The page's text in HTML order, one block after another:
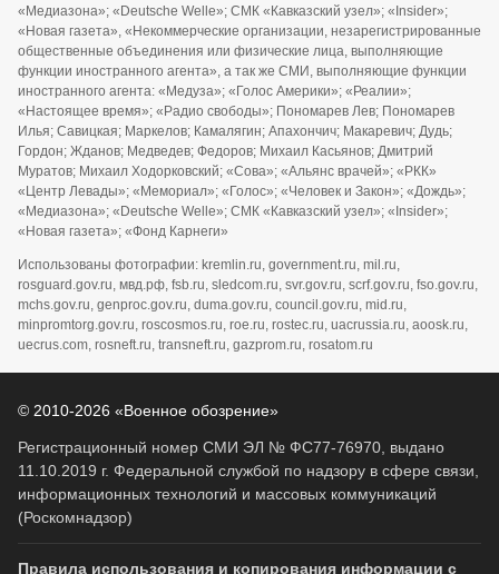
«Медиазона»; «Deutsche Welle»; СМК «Кавказский узел»; «Insider»;
«Новая газета», «Некоммерческие организации, незарегистрированные
общественные объединения или физические лица, выполняющие
функции иностранного агента», а так же СМИ, выполняющие функции
иностранного агента: «Медуза»; «Голос Америки»; «Реалии»;
«Настоящее время»; «Радио свободы»; Пономарев Лев; Пономарев
Илья; Савицкая; Маркелов; Камалягин; Апахончич; Макаревич; Дудь;
Гордон; Жданов; Медведев; Федоров; Михаил Касьянов; Дмитрий
Муратов; Михаил Ходорковский; «Сова»; «Альянс врачей»; «РКК»
«Центр Левады»; «Мемориал»; «Голос»; «Человек и Закон»; «Дождь»;
«Медиазона»; «Deutsche Welle»; СМК «Кавказский узел»; «Insider»;
«Новая газета»; «Фонд Карнеги»
Использованы фотографии: kremlin.ru, government.ru, mil.ru,
rosguard.gov.ru, мвд.рф, fsb.ru, sledcom.ru, svr.gov.ru, scrf.gov.ru, fso.gov.ru,
mchs.gov.ru, genproc.gov.ru, duma.gov.ru, council.gov.ru, mid.ru,
minpromtorg.gov.ru, roscosmos.ru, roe.ru, rostec.ru, uacrussia.ru, aoosk.ru,
uecrus.com, rosneft.ru, transneft.ru, gazprom.ru, rosatom.ru
© 2010-2026 «Военное обозрение»
Регистрационный номер СМИ ЭЛ № ФС77-76970, выдано
11.10.2019 г. Федеральной службой по надзору в сфере связи,
информационных технологий и массовых коммуникаций
(Роскомнадзор)
Правила использования и копирования информации с